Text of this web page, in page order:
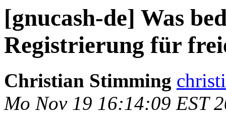
[gnucash-de] Was
Registrierung für
Christian Stimming
Mo Nov 19 16:14:09 EST